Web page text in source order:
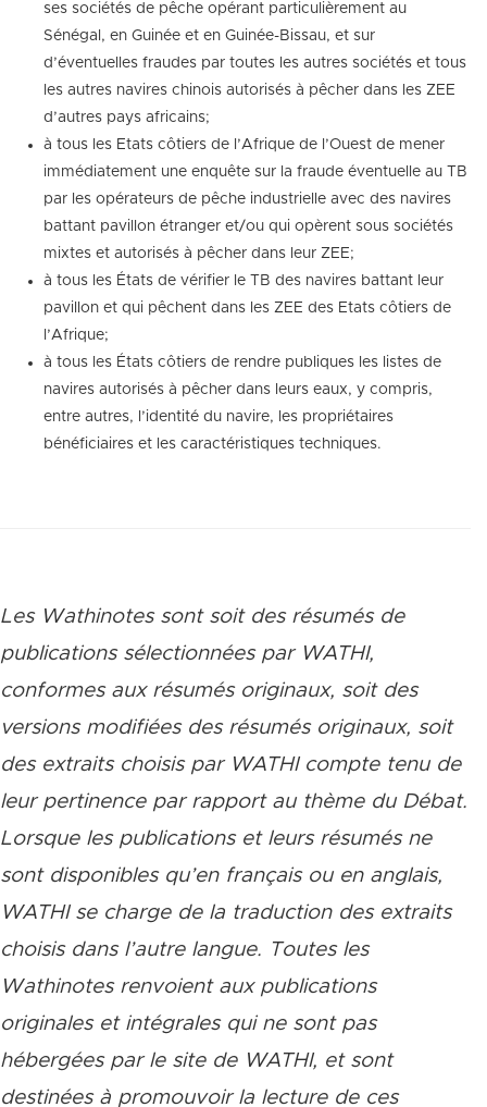
ses sociétés de pêche opérant particulièrement au
Sénégal, en Guinée et en Guinée-Bissau, et sur
d’éventuelles fraudes par toutes les autres sociétés et tous
les autres navires chinois autorisés à pêcher dans les ZEE
d’autres pays africains;
à tous les Etats côtiers de l’Afrique de l’Ouest de mener
immédiatement une enquête sur la fraude éventuelle au TB
par les opérateurs de pêche industrielle avec des navires
battant pavillon étranger et/ou qui opèrent sous sociétés
mixtes et autorisés à pêcher dans leur ZEE;
à tous les États de vérifier le TB des navires battant leur
pavillon et qui pêchent dans les ZEE des Etats côtiers de
l’Afrique;
à tous les États côtiers de rendre publiques les listes de
navires autorisés à pêcher dans leurs eaux, y compris,
entre autres, l’identité du navire, les propriétaires
bénéficiaires et les caractéristiques techniques.
Les Wathinotes sont soit des résumés de
publications sélectionnées par WATHI,
conformes aux résumés originaux, soit des
versions modifiées des résumés originaux, soit
des extraits choisis par WATHI compte tenu de
leur pertinence par rapport au thème du Débat.
Lorsque les publications et leurs résumés ne
sont disponibles qu’en français ou en anglais,
WATHI se charge de la traduction des extraits
choisis dans l’autre langue. Toutes les
Wathinotes renvoient aux publications
originales et intégrales qui ne sont pas
hébergées par le site de WATHI, et sont
destinées à promouvoir la lecture de ces